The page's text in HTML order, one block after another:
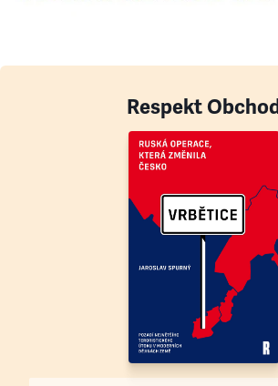
Respekt Obchod